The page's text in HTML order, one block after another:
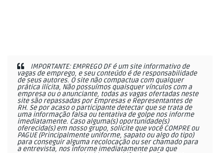
IMPORTANTE: EMPREGO DF é um site informativo de
vagas de emprego, e seu conteúdo é de responsabilidade
de seus autores. O site não compactua com qualquer
prática ilícita, Não possuímos quaisquer vínculos com a
empresa ou o anunciante, todas as vagas ofertadas neste
site são repassadas por Empresas e Representantes de
RH. Se por acaso o participante detectar que se trata de
uma informação falsa ou tentativa de golpe nos informe
imediatamente. Caso alguma(s) oportunidade(s)
oferecida(s) em nosso grupo, solicite que você COMPRE ou
PAGUE (Principalmente uniforme, sapato ou algo do tipo)
para conseguir alguma recolocação ou ser chamado para
a entrevista, nos informe imediatamente para que